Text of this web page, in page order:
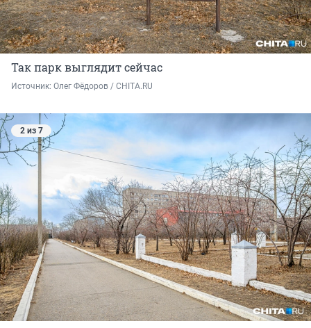
Так парк выглядит сейчас
Источник: Олег Фёдоров / CHITA.RU
2 из 7